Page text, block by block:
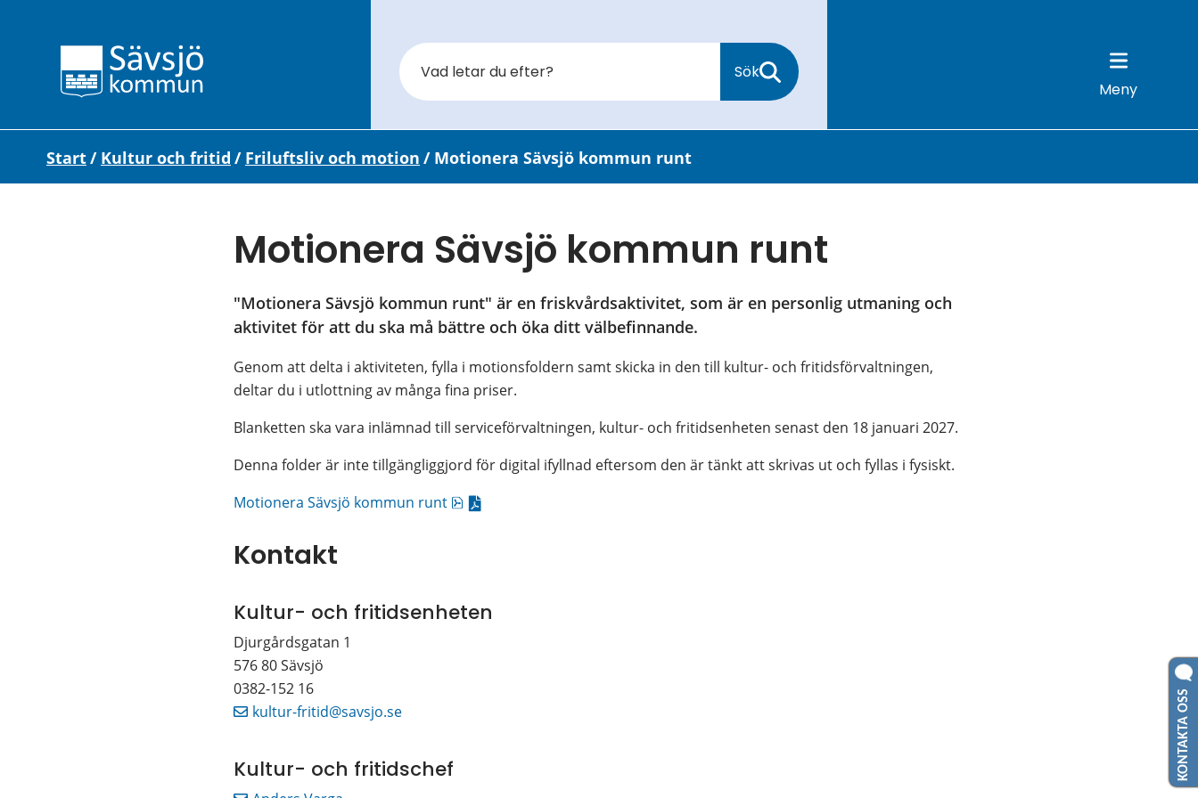
Sök
Meny
Start/ Kultur och fritid / Friluftsliv och motion / Motionera Sävsjö kommun runt
Motionera Sävsjö kommun runt
"Motionera Sävsjö kommun runt" är en friskvårdsaktivitet, som är en personlig utmaning och
aktivitet för att du ska må bättre och öka ditt välbefinnande.
Genom att delta i aktiviteten, fylla i motionsfoldern samt skicka in den till kultur- och fritidsförvaltningen,
deltar du i utlottning av många fina priser.
Blanketten ska vara inlämnad till serviceförvaltningen, kultur- och fritidsenheten senast den 18 januari 2027.
Denna folder är inte tillgängliggjord för digital ifyllnad eftersom den är tänkt att skrivas ut och fyllas i fysiskt.
Motionera Sävsjö kommun runt
pdf, 202.8 kB.
Kontakt
Kultur- och fritidsenheten
Djurgårdsgatan 1
576 80 Sävsjö
0382-152 16
kultur-fritid@savsjo.se
Kultur- och fritidschef KONTAKTA OSS